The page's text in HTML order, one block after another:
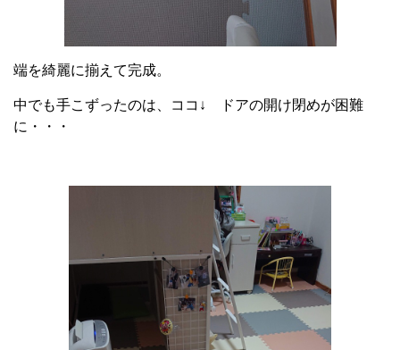
端を綺麗に揃えて完成。
中でも手こずったのは、ココ↓ ドアの開け閉めが困難
に・・・